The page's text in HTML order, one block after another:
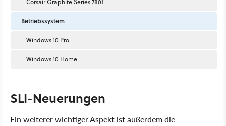
Betriebssystem
Windows 10 Pro
Windows 10 Home
SLI-Neuerungen
Ein weiterer wichtiger Aspekt ist außerdem die